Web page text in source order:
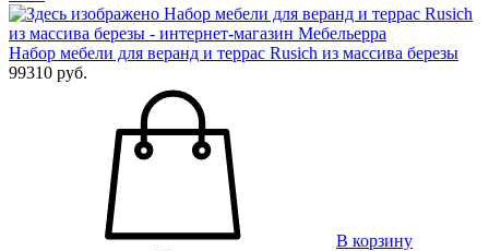
Набор мебели для веранд и террас Rusich из массива березы
99310 руб.
В корзину